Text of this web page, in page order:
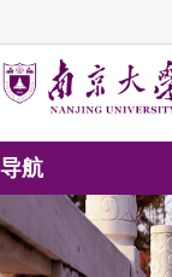
导航